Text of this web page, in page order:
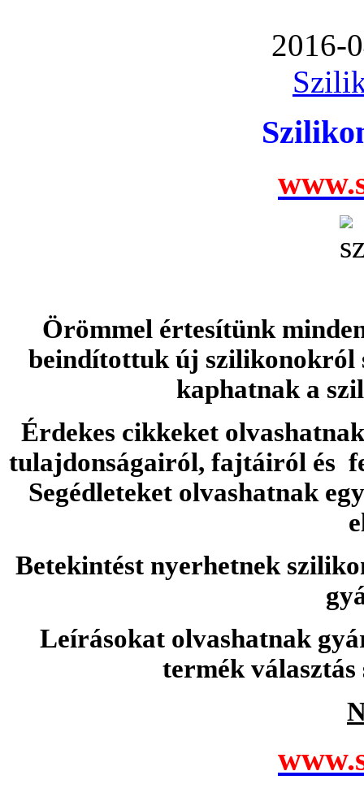
2016-
Örömmel értesítünk
beindítottuk új szilikonokról
kaphatnak a
Érdekes cikkeket
tulajdonságairól, fajtáiról és
Segédleteket olvashatnak
Betekintést nyerhetnek
Leírásokat olvashatnak
termék